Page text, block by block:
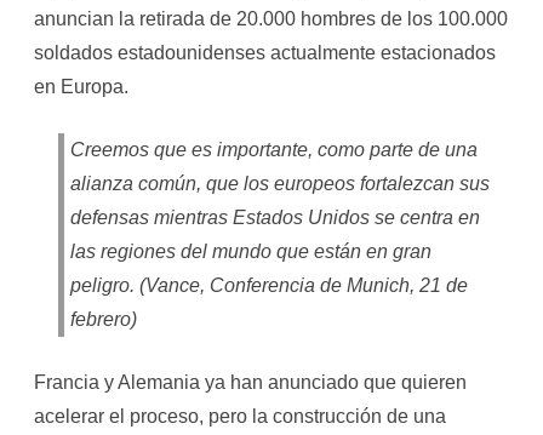
anuncian la retirada de 20.000 hombres de los 100.000
soldados estadounidenses actualmente estacionados
en Europa.
Creemos que es importante, como parte de una
alianza común, que los europeos fortalezcan sus
defensas mientras Estados Unidos se centra en
las regiones del mundo que están en gran
peligro. (Vance, Conferencia de Munich, 21 de
febrero)
Francia y Alemania ya han anunciado que quieren
acelerar el proceso, pero la construcción de una